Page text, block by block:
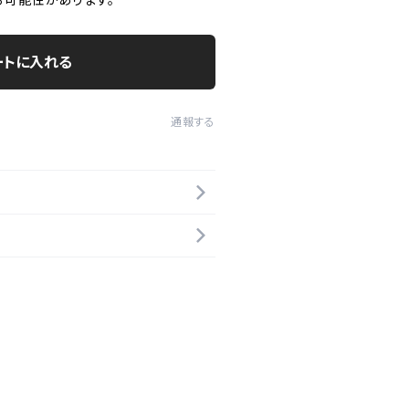
に入れる
通報する